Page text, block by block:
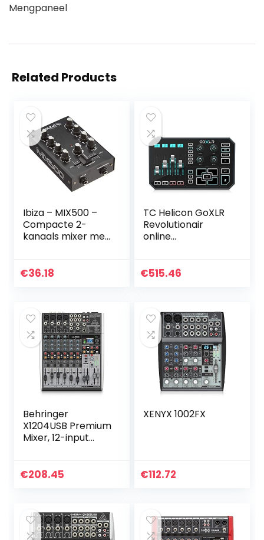
Mengpaneel
Related Products
Ibiza – MIX500 –
Compacte 2-
kanaals mixer met
n en
€36.18
TC Helicon GoXLR
Revolutionair
online
mixer,
vocale effecten
€515.46
Behringer
X1204USB Premium
Mixer, 12-input
voorversterkers
en USB-/audio-
interface
€208.45
XENYX 1002FX
€112.72